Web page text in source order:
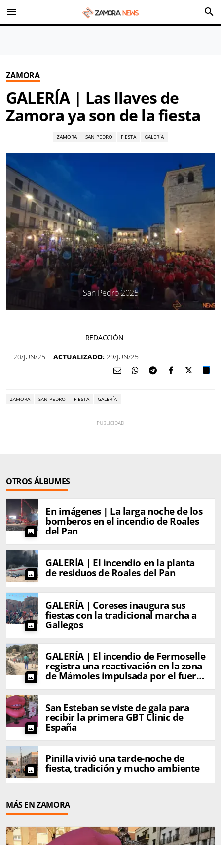
menu search
ZAMORA
GALERÍA | Las llaves de
Zamora ya son de la fiesta
ZAMORA SAN PEDRO FIESTA GALERÍA
San Pedro 2025
REDACCIÓN
20/JUN/25 ACTUALIZADO: 29/JUN/25
ZAMORA SAN PEDRO FIESTA GALERÍA
OTROS ÁLBUMES
photo
En imágenes | La larga noche de los
bomberos en el incendio de Roales
del Pan
photo
GALERÍA | El incendio en la planta
de residuos de Roales del Pan
photo
GALERÍA | Coreses inaugura sus
fiestas con la tradicional marcha a
Gallegos
photo
GALERÍA | El incendio de Fermoselle
registra una reactivación en la zona
de Mámoles impulsada por el fuerte
photo
San Esteban se viste de gala para
recibir la primera GBT Clinic de
España
photo
Pinilla vivió una tarde-noche de
fiesta, tradición y mucho ambiente
MÁS EN ZAMORA